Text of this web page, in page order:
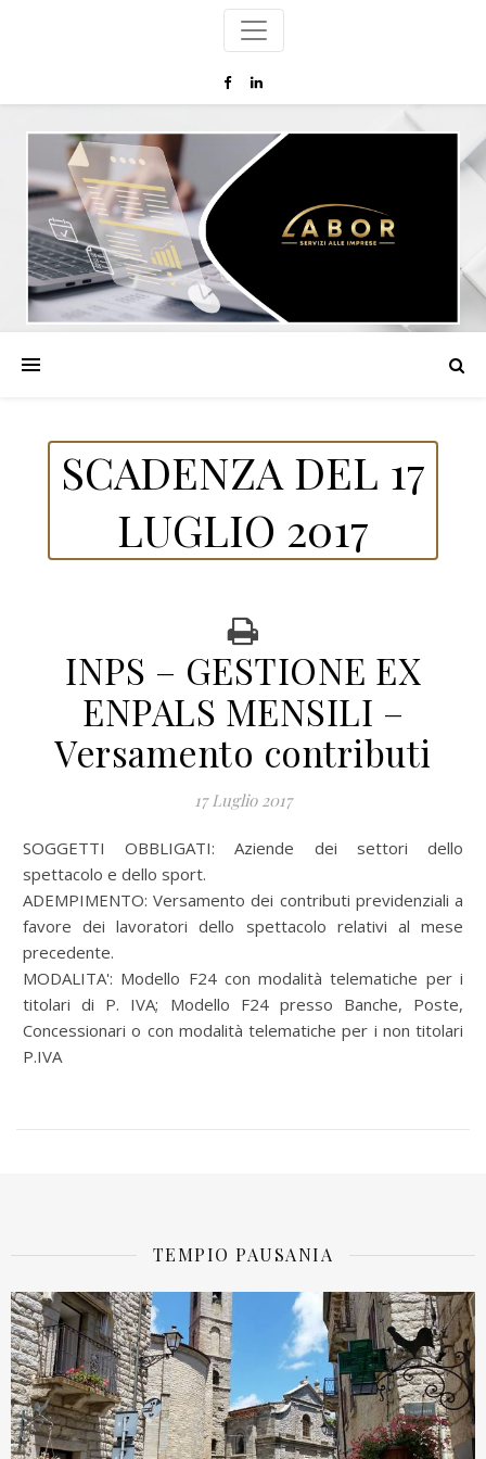
SCADENZA DEL 17
LUGLIO 2017
INPS – GESTIONE EX
ENPALS MENSILI –
Versamento contributi
17 Luglio 2017
SOGGETTI OBBLIGATI: Aziende dei settori dello
spettacolo e dello sport.
ADEMPIMENTO: Versamento dei contributi previdenziali a
favore dei lavoratori dello spettacolo relativi al mese
precedente.
MODALITA': Modello F24 con modalità telematiche per i
titolari di P. IVA; Modello F24 presso Banche, Poste,
Concessionari o con modalità telematiche per i non titolari
P.IVA
TEMPIO PAUSANIA